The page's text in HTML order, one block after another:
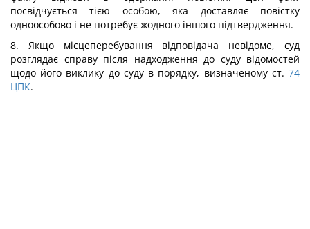
посвідчується тією особою, яка доставляє повістку
одноособово і не потребує жодного іншого підтвердження.
8. Якщо місцеперебування відповідача невідоме, суд
розглядає справу після надходження до суду відомостей
щодо його виклику до суду в порядку, визначеному ст. 74
ЦПК.